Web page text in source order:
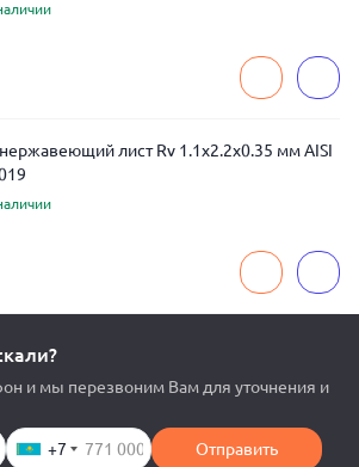
лист Rv 1.1x2.2x0.35 мм AISI
и мы перезвоним Вам для уточнения и
+7 Отправить